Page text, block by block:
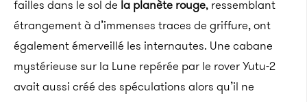
failles dans le sol de la planète rouge, ressemblant
étrangement à d’immenses traces de griffure, ont
également émerveillé les internautes. Une cabane
mystérieuse sur la Lune repérée par le rover Yutu-2
avait aussi créé des spéculations alors qu’il ne